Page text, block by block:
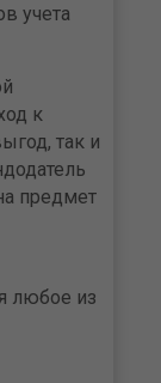
учета
к
так и
предмет
любое из